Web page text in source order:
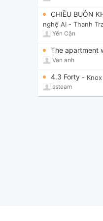
CHIỀU BUỒN
nghệ AI - Thanh
Yến Cận
The apartment
Van anh
4.3 Forty - Knox
ssteam